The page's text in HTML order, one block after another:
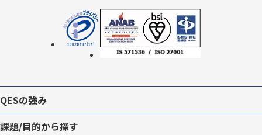
QESの強み
課題/目的から探す